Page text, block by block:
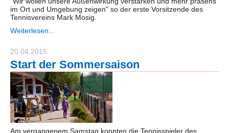
im Ort und Umgebung zeigen" so der erste Vorsitzende des
Tennisvereins Mark Mosig.
Weiterlesen...
20.04.2015
Start der Sommersaison
Am vergangenem Samstag konnten die Tennisspieler des